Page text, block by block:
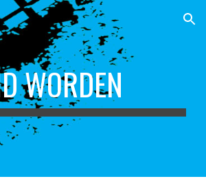
Skip to navigation
WORDEN